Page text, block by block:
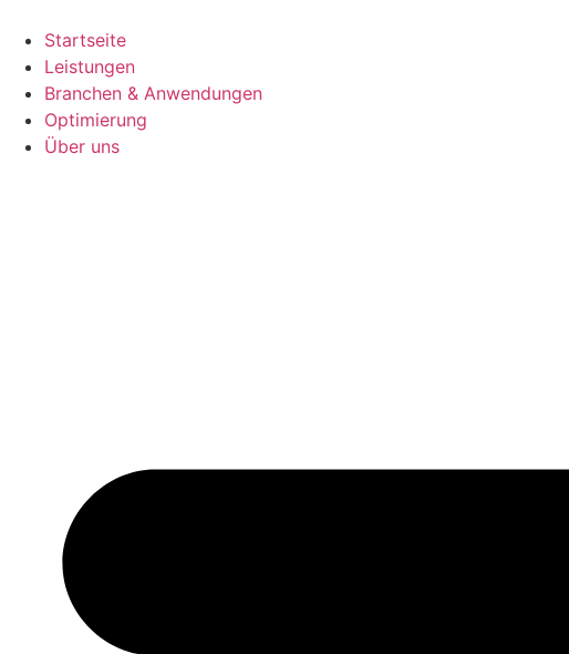
Startseite
Leistungen
Branchen & Anwendungen
Optimierung
Über uns